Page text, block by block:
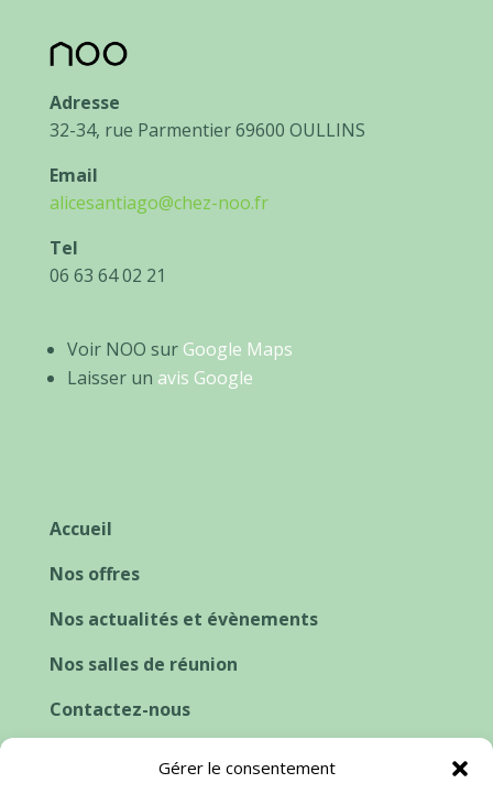
Gérer le consentement
Adresse
32-34, rue Parmentier 69600 OULLINS
Email
alicesantiago@chez-noo.fr
Tel
06 63 64 02 21
Voir NOO sur Google Maps
Laisser un avis Google
Accueil
Nos offres
Nos actualités et évènements
Nos salles de réunion
Contactez-nous